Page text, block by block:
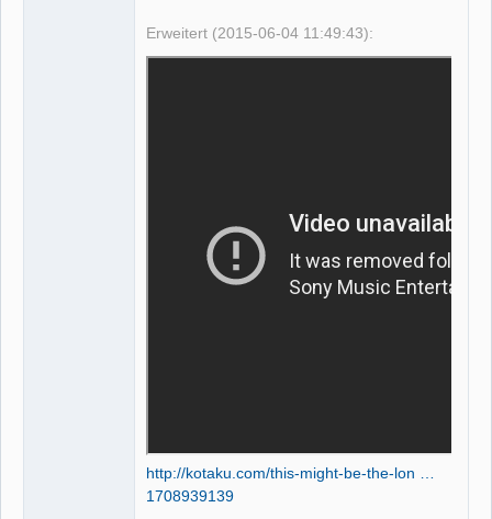
Erweitert (2015-06-04 11:49:43):
http://kotaku.com/this-might-be-the-lon …
1708939139